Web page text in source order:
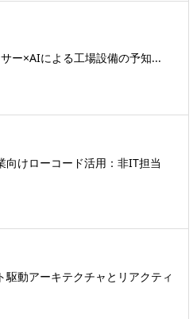
ー×AIによる工場設備の予知...
向けローコード活用：非IT担当
駆動アーキテクチャとリアクティ